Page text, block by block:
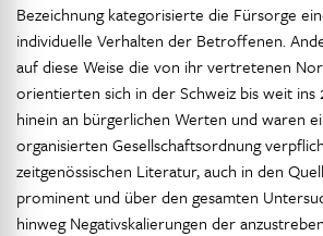
Bezeichnung kategorisierte die Fürsorge
individuelle Verhalten der Betroffenen.
auf diese Weise die von ihr vertretenen
orientierten sich in der Schweiz bis weit ins
hinein an bürgerlichen Werten und waren
organisierten Gesellschaftsordnung
zeitgenössischen Literatur, auch in den
prominent und über den gesamten
hinweg Negativskalierungen der